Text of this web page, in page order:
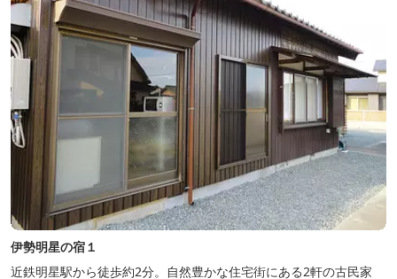
伊勢明星の宿１
近鉄明星駅から徒歩約2分。自然豊かな住宅街にある2軒の古民家